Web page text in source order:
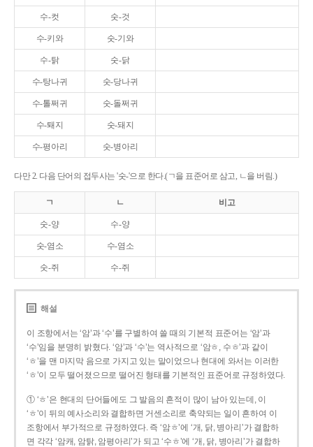
수-컷 숫-것
수-키와 숫-기와
수-탉 숫-닭
수-탕나귀 숫-당나귀
수-톨쩌귀 숫-돌쩌귀
수-퇘지 숫-돼지
수-평아리 숫-병아리
다만 2. 다음 단어의 접두사는 '숫-'으로 한다.(ㄱ을 표준어로 삼고, ㄴ을 버림.)
ㄱ ㄴ 비고
숫-양 수-양
숫-염소 수-염소
숫-쥐 수-쥐
해설
이 조항에서는 ‘암’과 ‘수’를 구별하여 쓸 때의 기본적 표준어는 ‘암’과
‘수’임을 분명히 밝혔다. ‘암’과 ‘수’는 역사적으로 ‘암ㅎ, 수ㅎ’과 같이
‘ㅎ’을 맨 마지막 음으로 가지고 있는 말이었으나 현대에 와서는 이러한
‘ㅎ’이 모두 떨어졌으므로 떨어진 형태를 기본적인 표준어로 규정하였다.
① ‘ㅎ’은 현대의 단어들에도 그 발음의 흔적이 많이 남아 있는데, 이
‘ㅎ’이 뒤의 예사소리와 결합하면 거센소리로 축약되는 일이 흔하여 이
조항에서 부가적으로 규정하였다. 즉 ‘암ㅎ’에 ‘개, 닭, 병아리’가 결합하
면 각각 ‘암캐, 암탉, 암평아리’가 되고 ‘수ㅎ’에 ‘개, 닭, 병아리’가 결합하